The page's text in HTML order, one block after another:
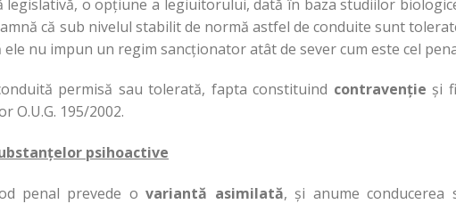
legislativă, o opțiune a legiuitorului, dată în baza studiilor
că sub nivelul stabilit de normă astfel de conduite sunt
ele nu impun un regim sancționator atât de sever cum este cel
permisă sau tolerată, fapta constituind contravenție și
O.U.G. 195/2002.
psihoactive
penal prevede ovariantă asimilată, și anume conducerea